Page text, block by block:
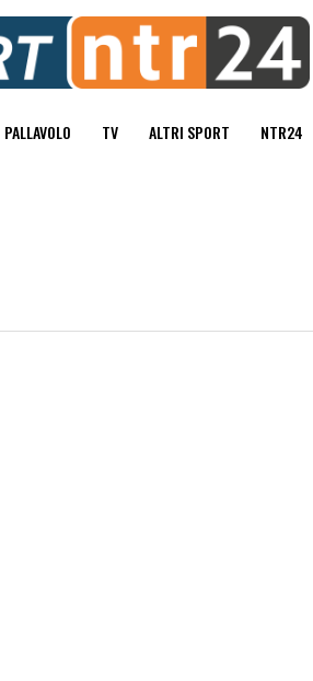
PALLAVOLO TV ALTRI SPORT NTR24